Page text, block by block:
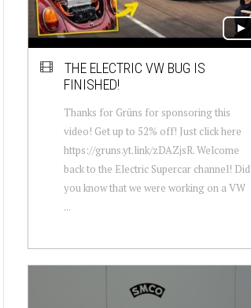
THE ELECTRIC VW BUG IS
FINISHED!
Thanks for Grüns for sponsoring this
video! Get up to 52% off! Just click here
https://gruns.yt.link/zDAZjsR. Welcome
back to the Electric Supercar channel! Did
you know that we were working on a VW
...